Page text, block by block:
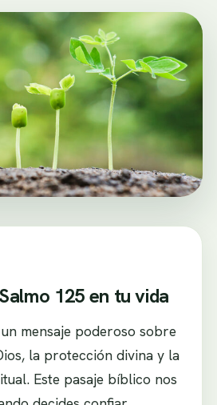
125 en tu vida
mensaje poderoso sobre
la protección divina y la
Este pasaje bíblico nos